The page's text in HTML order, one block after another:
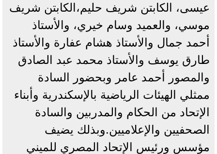
عيسى، الكابتن شريف حليم،الكابتن شريف
موسي، والعميد وسام خيري، والأستاذ
أحمد جمال والأستاذ هشام عفارة والأستاذ
طارق يوسف والأستاذ محمد عبد الصادق
والمصور أحمد عامر وبحضور السادة
ممثلي الهيئات الرياضية بالإسكندرية وأبناء
الإتحاد من الحكام والمدربين والسادة
الصحفيين والإعلاميين.وبذلك يضيف
مؤسس ورئيس الإتحاد المصري للميني